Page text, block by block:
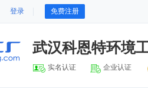
登录 免费注册
武汉科恩特环境
实名认证 企业认证